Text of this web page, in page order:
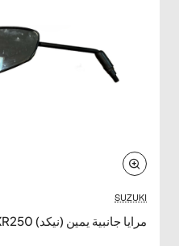
SUZUKI
مرايا جانبية يمين (نيكد) GSXR250 وكاله